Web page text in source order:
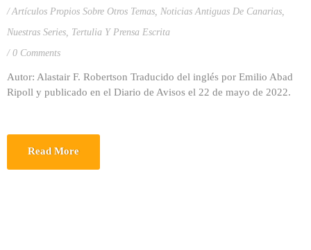
Artículos Propios Sobre Otros Temas, Noticias Antiguas De Canarias,
Nuestras Series, Tertulia Y Prensa Escrita
0 Comments
Autor: Alastair F. Robertson Traducido del inglés por Emilio Abad
Ripoll y publicado en el Diario de Avisos el 22 de mayo de 2022.
Read More